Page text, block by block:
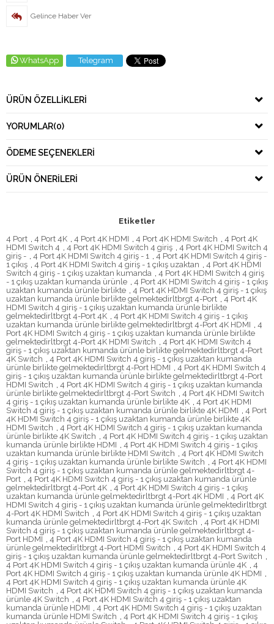
Gelince Haber Ver
WhatsApp Telegram
ÜRÜN ÖZELLIKLERI
YORUMLAR(0)
ÖDEME SEÇENEKLERI
ÜRÜN ÖNERILERI
Etiketler
4 Port
4 Port 4K 4 Port 4K HDMI 4 Port 4K HDMI Switch
4 Port 4K
HDMI Switch 4
4 Port 4K HDMI Switch 4 giriş
4 Port 4K HDMI Switch 4
giriş -
4 Port 4K HDMI Switch 4 giriş - 1
4 Port 4K HDMI Switch 4 giriş -
1 çıkış
4 Port 4K HDMI Switch 4 giriş - 1 çıkış uzaktan
4 Port 4K HDMI
Switch 4 giriş - 1 çıkış uzaktan kumanda
4 Port 4K HDMI Switch 4 giriş
- 1 çıkış uzaktan kumanda ürünle
4 Port 4K HDMI Switch 4 giriş - 1 çıkış
uzaktan kumanda ürünle birlikte
4 Port 4K HDMI Switch 4 giriş - 1 çıkış
uzaktan kumanda ürünle birlikte gelmektedirltbrgt 4-Port
4 Port 4K
HDMI Switch 4 giriş - 1 çıkış uzaktan kumanda ürünle birlikte
gelmektedirltbrgt 4-Port 4K
4 Port 4K HDMI Switch 4 giriş - 1 çıkış
uzaktan kumanda ürünle birlikte gelmektedirltbrgt 4-Port 4K HDMI
4
Port 4K HDMI Switch 4 giriş - 1 çıkış uzaktan kumanda ürünle birlikte
gelmektedirltbrgt 4-Port 4K HDMI Switch
4 Port 4K HDMI Switch 4
giriş - 1 çıkış uzaktan kumanda ürünle birlikte gelmektedirltbrgt 4-Port
4K Switch
4 Port 4K HDMI Switch 4 giriş - 1 çıkış uzaktan kumanda
ürünle birlikte gelmektedirltbrgt 4-Port HDMI
4 Port 4K HDMI Switch 4
giriş - 1 çıkış uzaktan kumanda ürünle birlikte gelmektedirltbrgt 4-Port
HDMI Switch
4 Port 4K HDMI Switch 4 giriş - 1 çıkış uzaktan kumanda
ürünle birlikte gelmektedirltbrgt 4-Port Switch
4 Port 4K HDMI Switch
4 giriş - 1 çıkış uzaktan kumanda ürünle birlikte 4K
4 Port 4K HDMI
Switch 4 giriş - 1 çıkış uzaktan kumanda ürünle birlikte 4K HDMI
4 Port
4K HDMI Switch 4 giriş - 1 çıkış uzaktan kumanda ürünle birlikte 4K
HDMI Switch
4 Port 4K HDMI Switch 4 giriş - 1 çıkış uzaktan kumanda
ürünle birlikte 4K Switch
4 Port 4K HDMI Switch 4 giriş - 1 çıkış uzaktan
kumanda ürünle birlikte HDMI
4 Port 4K HDMI Switch 4 giriş - 1 çıkış
uzaktan kumanda ürünle birlikte HDMI Switch
4 Port 4K HDMI Switch
4 giriş - 1 çıkış uzaktan kumanda ürünle birlikte Switch
4 Port 4K HDMI
Switch 4 giriş - 1 çıkış uzaktan kumanda ürünle gelmektedirltbrgt 4-
Port
4 Port 4K HDMI Switch 4 giriş - 1 çıkış uzaktan kumanda ürünle
gelmektedirltbrgt 4-Port 4K
4 Port 4K HDMI Switch 4 giriş - 1 çıkış
uzaktan kumanda ürünle gelmektedirltbrgt 4-Port 4K HDMI
4 Port 4K
HDMI Switch 4 giriş - 1 çıkış uzaktan kumanda ürünle gelmektedirltbrgt
4-Port 4K HDMI Switch
4 Port 4K HDMI Switch 4 giriş - 1 çıkış uzaktan
kumanda ürünle gelmektedirltbrgt 4-Port 4K Switch
4 Port 4K HDMI
Switch 4 giriş - 1 çıkış uzaktan kumanda ürünle gelmektedirltbrgt 4-
Port HDMI
4 Port 4K HDMI Switch 4 giriş - 1 çıkış uzaktan kumanda
ürünle gelmektedirltbrgt 4-Port HDMI Switch
4 Port 4K HDMI Switch 4
giriş - 1 çıkış uzaktan kumanda ürünle gelmektedirltbrgt 4-Port Switch
4 Port 4K HDMI Switch 4 giriş - 1 çıkış uzaktan kumanda ürünle 4K
4
Port 4K HDMI Switch 4 giriş - 1 çıkış uzaktan kumanda ürünle 4K HDMI
4 Port 4K HDMI Switch 4 giriş - 1 çıkış uzaktan kumanda ürünle 4K
HDMI Switch
4 Port 4K HDMI Switch 4 giriş - 1 çıkış uzaktan kumanda
ürünle 4K Switch
4 Port 4K HDMI Switch 4 giriş - 1 çıkış uzaktan
kumanda ürünle HDMI
4 Port 4K HDMI Switch 4 giriş - 1 çıkış uzaktan
kumanda ürünle HDMI Switch
4 Port 4K HDMI Switch 4 giriş - 1 çıkış